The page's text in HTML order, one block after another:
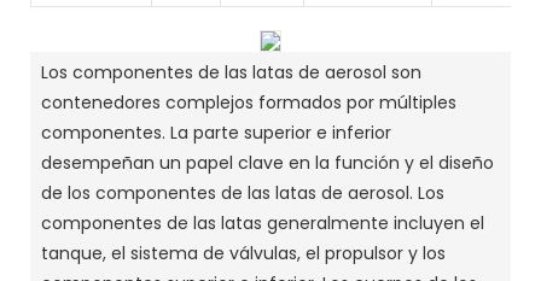
Los componentes de las latas de aerosol son
contenedores complejos formados por múltiples
componentes. La parte superior e inferior
desempeñan un papel clave en la función y el diseño
de los componentes de las latas de aerosol. Los
componentes de las latas generalmente incluyen el
tanque, el sistema de válvulas, el propulsor y los